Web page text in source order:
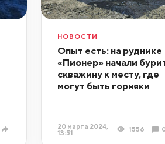
НОВОСТИ
Опыт есть: на руднике
«Пионер» начали
скважину к месту, где
могут быть горняки
20 марта 2024,
13:51
1556